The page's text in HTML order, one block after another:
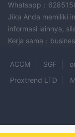
Whatsapp：
Jika Anda memiliki
informasi lainnya,
Kerja sama：
ACCM SGF
Proxtrend LTD
OneTrade
EA